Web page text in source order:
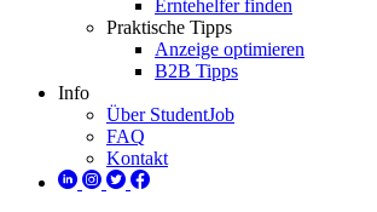
Erntehelfer finden
Praktische Tipps
Anzeige optimieren
B2B Tipps
Info
Über StudentJob
FAQ
Kontakt